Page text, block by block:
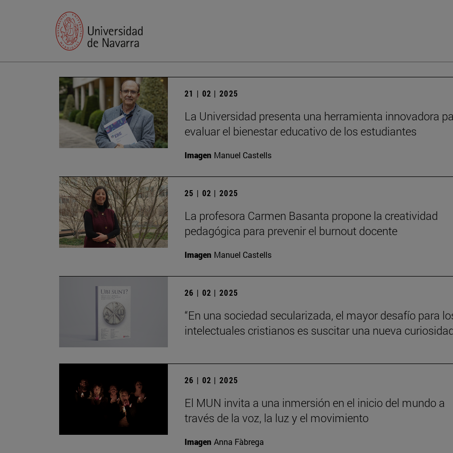
21 | 02 | 2025
La Universidad presenta una herramienta innovadora
evaluar el bienestar educativo de los estudiantes
Imagen Manuel Castells
25 | 02 | 2025
La profesora Carmen Basanta propone la creatividad
pedagógica para prevenir el burnout docente
Imagen Manuel Castells
26 | 02 | 2025
“En una sociedad secularizada, el mayor desafío para
intelectuales cristianos es suscitar una nueva
26 | 02 | 2025
El MUN invita a una inmersión en el inicio del mundo a
través de la voz, la luz y el movimiento
Imagen Anna Fàbrega